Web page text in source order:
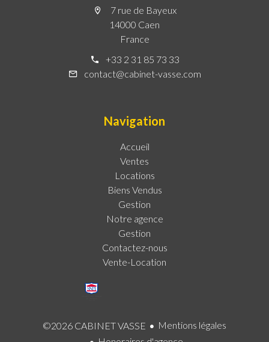
7 rue de Bayeux
14000 Caen
France
+33 2 31 85 73 33
contact@cabinet-vasse.com
Navigation
Accueil
Ventes
Locations
Biens Vendus
Gestion
Notre agence
Gestion
Contactez-nous
Vente-Location
©2026 CABINET VASSE
Mentions légales